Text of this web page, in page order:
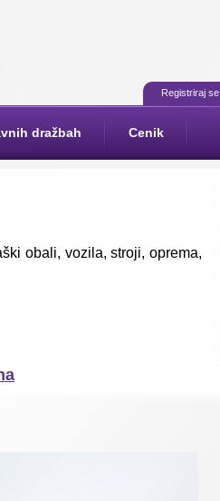
Registriraj se
dražbah Cenik
obali, vozila, stroji, oprema,